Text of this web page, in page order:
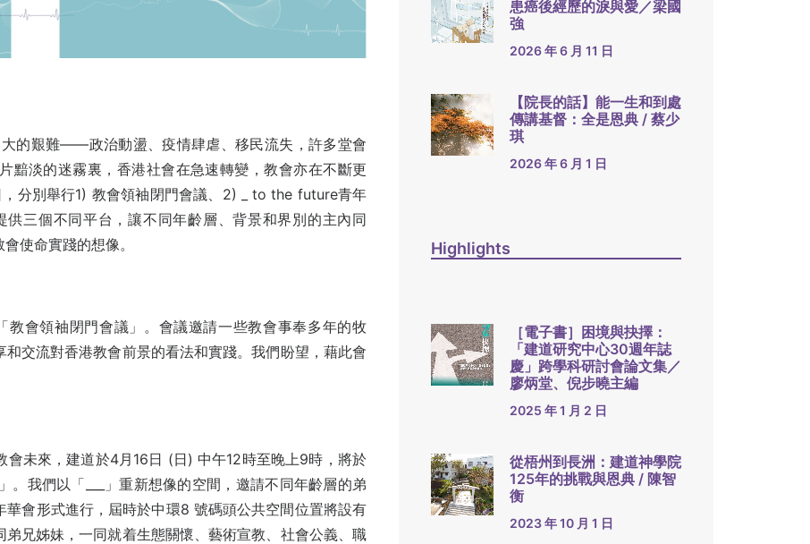
的艱難——政治動盪、疫情肆虐、移民流失，許多堂會
黯淡的迷霧裏，香港社會在急速轉變，教會亦在不斷更
分別舉行1) 教會領袖閉門會議、2) _ to the future青年
三個不同平台，讓不同年齡層、背景和界別的主內同
使命實踐的想像。
會領袖閉門會議」。會議邀請一些教會事奉多年的牧
交流對香港教會前景的看法和實踐。我們盼望，藉此會
未來，建道於4月16日 (日) 中午12時至晚上9時，將於
我們以「___」重新想像的空間，邀請不同年齡層的弟
會形式進行，屆時於中環8 號碼頭公共空間位置將設有
兄姊妹，一同就着生態關懷、藝術宣教、社會公義、職
患癌後經歷的淚與愛／梁國
強
2026 年 6 月 11 日
【院長的話】能一生和到處
傳講基督：全是恩典 / 蔡少
琪
2026 年 6 月 1 日
Highlights
［電子書］困境與抉擇：
「建道研究中心30週年誌
慶」跨學科研討會論文集／
廖炳堂、倪步曉主編
2025 年 1 月 2 日
從梧州到長洲：建道神學院
125年的挑戰與恩典 / 陳智
衡
2023 年 10 月 1 日